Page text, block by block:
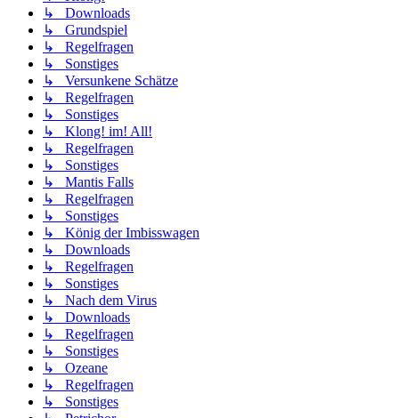
↳ Downloads
↳ Grundspiel
↳ Regelfragen
↳ Sonstiges
↳ Versunkene Schätze
↳ Regelfragen
↳ Sonstiges
↳ Klong! im! All!
↳ Regelfragen
↳ Sonstiges
↳ Mantis Falls
↳ Regelfragen
↳ Sonstiges
↳ König der Imbisswagen
↳ Downloads
↳ Regelfragen
↳ Sonstiges
↳ Nach dem Virus
↳ Downloads
↳ Regelfragen
↳ Sonstiges
↳ Ozeane
↳ Regelfragen
↳ Sonstiges